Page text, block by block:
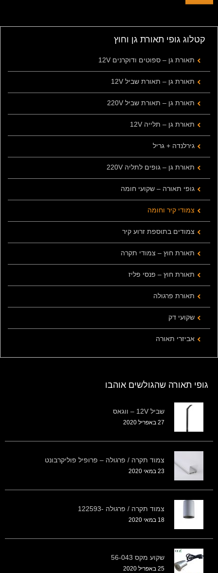
קטלוג גופי תאורת גן וחוץ
תאורת גן – ספוטים ודוקרנים 12V
תאורת גן – תאורת שביל 12V
תאורת גן – תאורת שביל 220V
תאורת גן – תלייה 12V
גירלנדה + גריל
תאורת גן – גופים לתליה 220V
גופי תאורה – שקועי חומה
צמודי קיר וחומה
צמודים בתוספת זרוע קיר
תאורת חוץ – צמודי תקרה
תאורת חוץ – פנסי פליז
תאורת פרגולה
שקועי דק
אביזרי תאורה
גופי תאורה שהגולשים אוהבו
שביל 12V – ווגאס
27 באפריל 2020
צמוד תקרה / פרגולה – פרופיל פוליקרבונט
23 במאי 2020
צמוד תקרה / פרגולה -122593
18 במאי 2020
שקוע מקס 56-043
25 באפריל 2020